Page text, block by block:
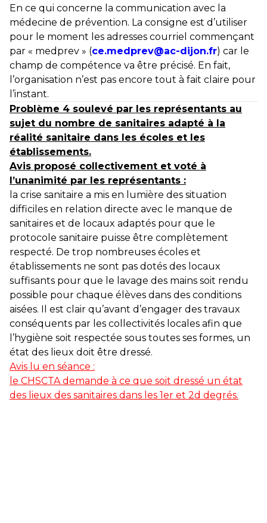
En ce qui concerne la communication avec la
médecine de prévention. La consigne est d’utiliser
pour le moment les adresses courriel commençant
par « medprev » (ce.medprev@ac-dijon.fr) car le
champ de compétence va être précisé. En fait,
l’organisation n’est pas encore tout à fait claire pour
l’instant.
Problème 4 soulevé par les représentants au
sujet du nombre de sanitaires adapté à la
réalité sanitaire dans les écoles et les
établissements.
Avis proposé collectivement et voté à
l’unanimité par les représentants :
la crise sanitaire a mis en lumière des situation
difficiles en relation directe avec le manque de
sanitaires et de locaux adaptés pour que le
protocole sanitaire puisse être complètement
respecté. De trop nombreuses écoles et
établissements ne sont pas dotés des locaux
suffisants pour que le lavage des mains soit rendu
possible pour chaque élèves dans des conditions
aisées. Il est clair qu’avant d’engager des travaux
conséquents par les collectivités locales afin que
l’hygiène soit respectée sous toutes ses formes, un
état des lieux doit être dressé.
Avis lu en séance :
le CHSCTA demande à ce que soit dressé un état
des lieux des sanitaires dans les 1er et 2d degrés.